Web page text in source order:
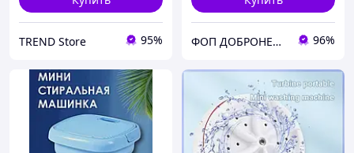
TREND Store 95% ФОП ДОБРОНЕЦЬКА С.М. 96%